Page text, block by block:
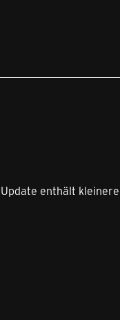
enthält